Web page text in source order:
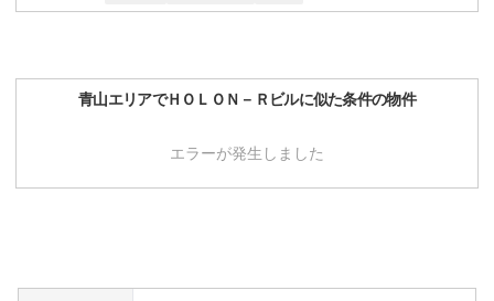
青山エリアでＨＯＬＯＮ－Ｒビルに似た条件の物件
エラーが発生しました